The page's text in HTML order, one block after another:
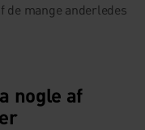
de mange anderledes
nogle af